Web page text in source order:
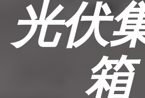
光伏
箱